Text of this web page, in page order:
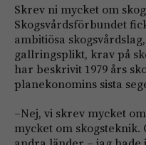
Skrev ni mycket om
Skogsvårdsförbundet
ambitiösa
gallringsplikt, krav på
har beskrivit 1979 års
planekonomins sista
–Nej, vi skrev mycket
mycket om skogsteknik.